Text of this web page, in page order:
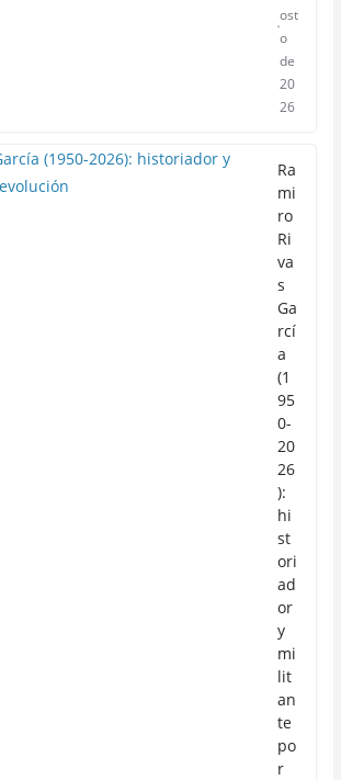
ost
o
de
20
26
Ra
mi
ro
Ri
va
s
Ga
rcí
a
(1
95
0-
20
26
):
hi
st
ori
ad
or
y
mi
lit
an
te
po
r